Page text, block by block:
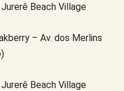
Beach Village
– Av. dos Merlins
Beach Village